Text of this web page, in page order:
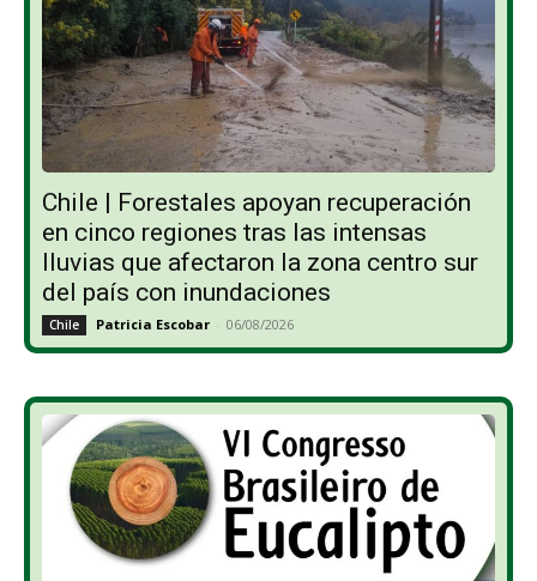
Chile | Forestales apoyan recuperación
en cinco regiones tras las intensas
lluvias que afectaron la zona centro sur
del país con inundaciones
Chile Patricia Escobar - 06/08/2026